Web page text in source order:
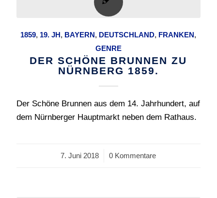
1859, 19. JH, BAYERN, DEUTSCHLAND, FRANKEN,
GENRE
DER SCHÖNE BRUNNEN ZU
NÜRNBERG 1859.
Der Schöne Brunnen aus dem 14. Jahrhundert, auf
dem Nürnberger Hauptmarkt neben dem Rathaus.
7. Juni 2018
/ 0 Kommentare